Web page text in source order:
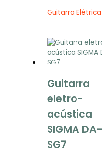
Guitarra Elétrica
Guitarra
eletro-
acústica
SIGMA DA-
SG7